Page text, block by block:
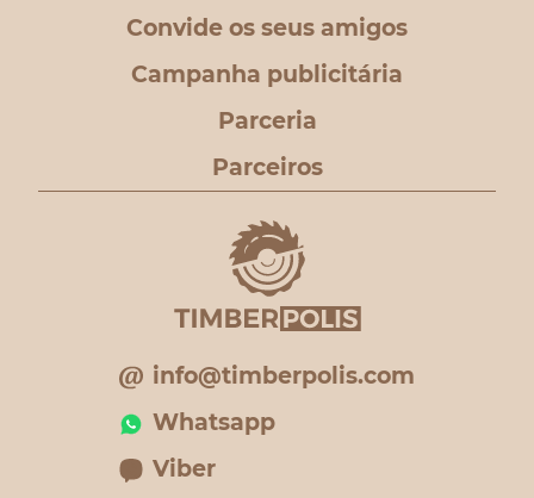
Convide os seus amigos
Campanha publicitária
Parceria
Parceiros
info@timberpolis.com
Whatsapp
Viber